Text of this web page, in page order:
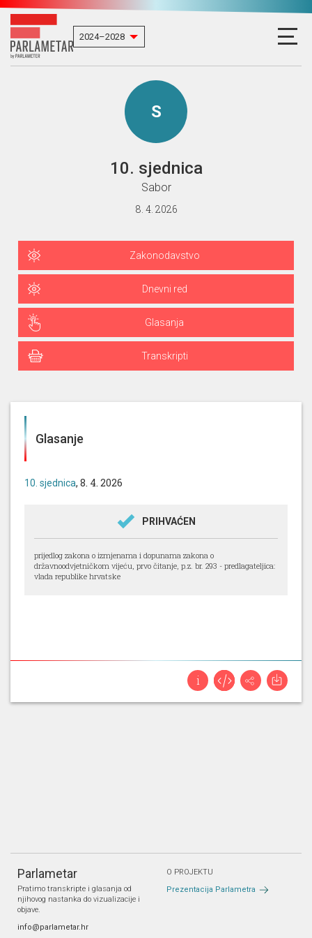
S
10. sjednica
Sabor
8. 4. 2026
Zakonodavstvo
Dnevni red
Glasanja
Transkripti
Glasanje
10. sjednica, 8. 4. 2026
PRIHVAĆEN
prijedlog zakona o izmjenama i dopunama zakona o
državnoodvjetničkom vijeću, prvo čitanje, p.z. br. 293 - predlagateljica:
vlada republike hrvatske
Parlametar
Pratimo transkripte i glasanja od
njihovog nastanka do vizualizacije i
objave.
info@parlametar.hr
O PROJEKTU
Prezentacija Parlametra